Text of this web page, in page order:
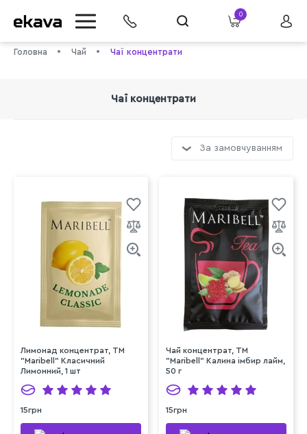
0
Головна Чай Чаї концентрати
Чаї концентрати
За замовчуванням
Лимонад концентрат, ТМ
"Maribell" Класичний
Лимонний, 1 шт
15грн
Чай концентрат, ТМ
"Maribell" Калина імбир лайм,
50 г
15грн